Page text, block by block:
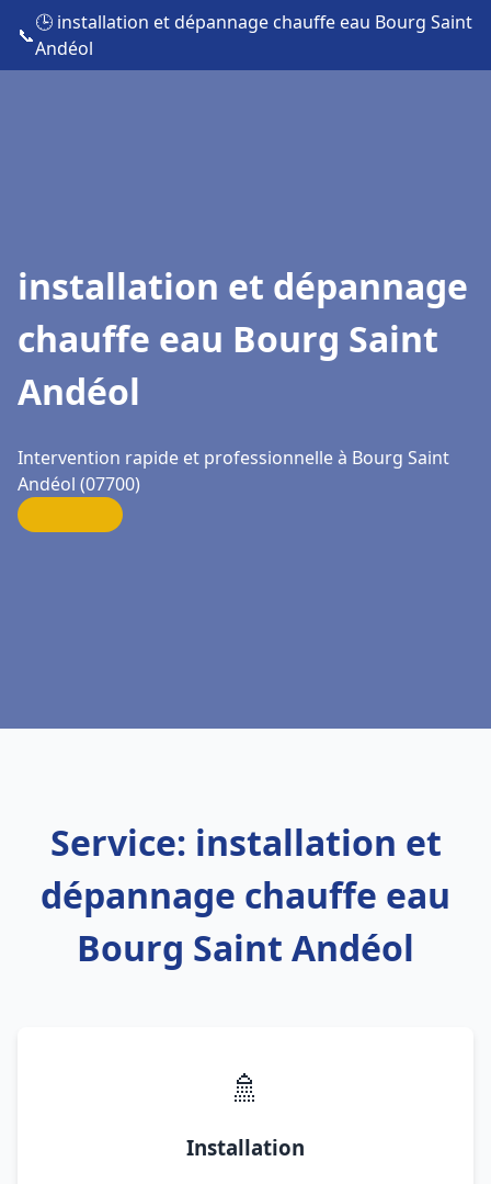
📞
🕒 installation et dépannage chauffe eau Bourg Saint
Andéol
installation et dépannage
chauffe eau Bourg Saint
Andéol
Intervention rapide et professionnelle à Bourg Saint
Andéol (07700)
Service: installation et
dépannage chauffe eau
Bourg Saint Andéol
🚿
Installation